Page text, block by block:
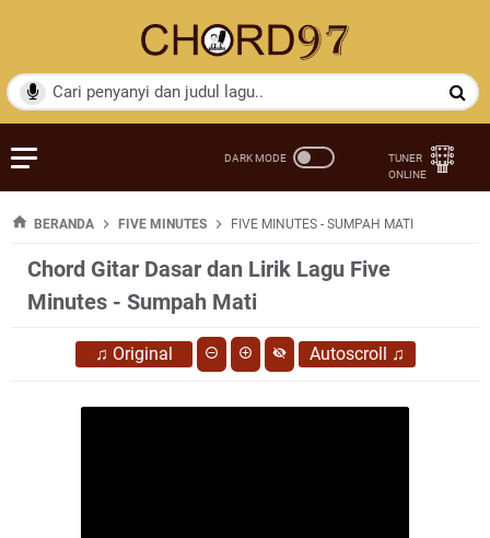
BERANDA FIVE MINUTES FIVE MINUTES - SUMPAH MATI
Chord Gitar Dasar dan Lirik Lagu Five
Minutes - Sumpah Mati
♫ Original Autoscroll ♫